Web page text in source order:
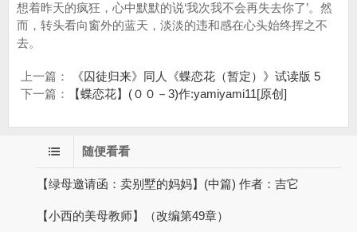
想着昨天的疯狂，心中默默的说‘我次我不会再失去你了’。然
而，转头看向窗外的蓝天，淡淡的违和感在心头始终挥之不
去。
上一篇：
《囚徒归来》同人《蝶恋花（暂定）》试读版 5
下一篇：
【蝶恋花】(００－3)作:yamiyami11[原创]
随便看看
【绿母邀请函：卖别墅的妈妈】(中篇) 作者：吉它
【小西的美母教师】（改编第49章）